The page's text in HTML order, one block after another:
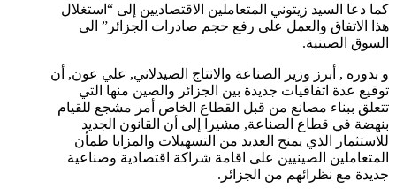
كما دعا السيد زيتوني المتعاملين الاقتصاديين إلى “استغلال
هذا الاتفاق والعمل على رفع حجم صادرات الجزائر” الى
السوق الصينية.
و بدوره , أبرز وزير الصناعة والانتاج الصيدلاني, علي عون, أن
توقيع عدة اتفاقيات جديدة بين الجزائر والصين منها التي
تتعلق ببناء مصانع من قبل القطاع الخاص أمر مشجع للقيام
بنهضة في قطاع الصناعة, مشيرا إلى أن القانون الجديد
للاستثمار الذي يمنح العديد من التسهيلات والمزايا طمأن
المتعاملين الصينيين على اقامة شراكة اقتصادية وصناعية
جديدة مع نظرائهم من الجزائر.